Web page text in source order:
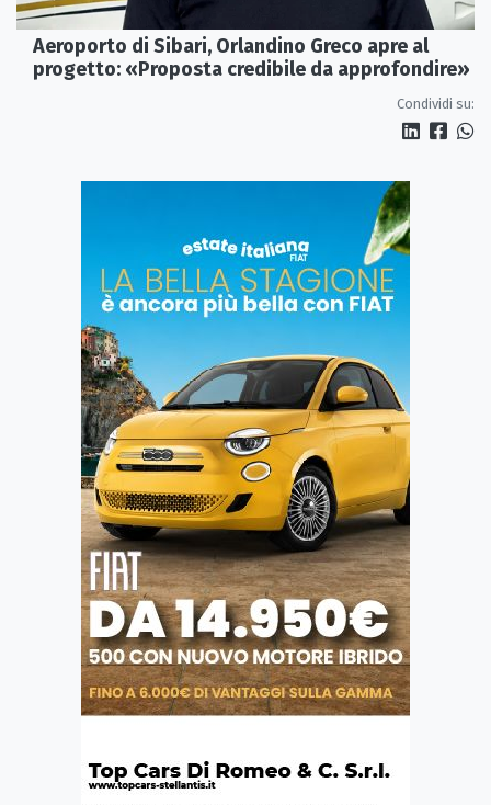
Aeroporto di Sibari, Orlandino Greco apre al
progetto: «Proposta credibile da approfondire»
Condividi su: